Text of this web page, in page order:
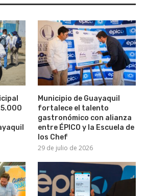
Municipio de Guayaquil
fortalece el talento
gastronómico con alianza
entre ÉPICO y la Escuela de
los Chef
29 de julio de 2026